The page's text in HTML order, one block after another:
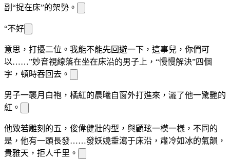
副“捉在床”的架勢。
“不好
意思，打擾二位。我能不能先回避一下，這事兒，你們可
以……”妙音視線落在坐在床沿的男子 上，“慢慢解決”四個
字，頓時吞回去。
男子一襲月白袍，橘紅的晨曦自窗外打進來，灑了他一驚艷的
紅 。
他致若雕刻的五 ，俊偉健壯的型，與顧玹一模一樣，不同的
是，他有一頭長發……發妖嬈垂瀉于床沿，肅冷如冰的氣韻，
貴雅天 ，拒人千里。